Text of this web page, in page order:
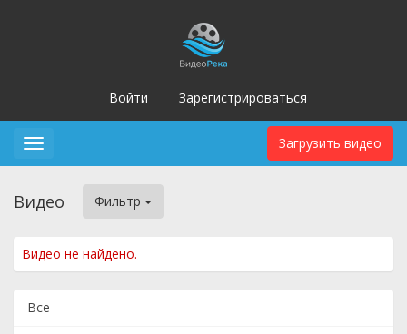
Войти Зарегистрироваться
Загрузить видео
Toggle
Видео Фильтр
Видео не найдено.
Все